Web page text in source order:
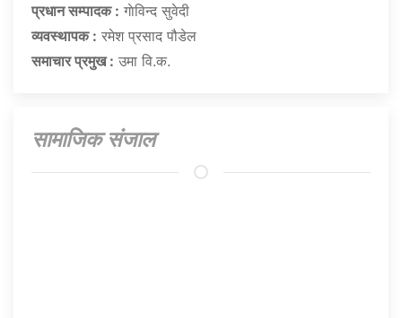
प्रधान सम्पादक : गाेविन्द सुवेदी
व्यवस्थापक : रमेश प्रसाद पौडेल
समाचार प्रमुख : उमा वि.क.
सामाजिक संजाल